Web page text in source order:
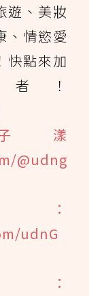
遊、美妝
、情慾愛
快點來加
！
漾
@udng
udnG